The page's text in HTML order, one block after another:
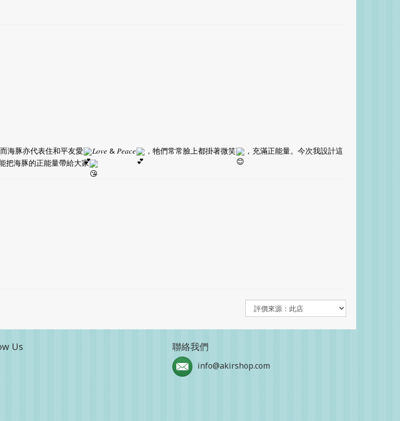
海豚亦代表住和平友愛 𝐿𝑜𝑣𝑒 & 𝑃𝑒𝑎𝑐𝑒 ，牠們常常臉上都掛著微笑
，充滿正能量。今次我設計這
把海豚的正能量帶給大家
Us 聯絡我們
info@akirshop.com